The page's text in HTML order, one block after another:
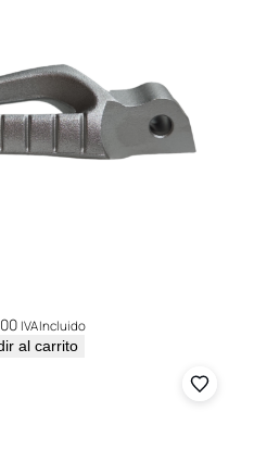
IVA Incluido
al carrito